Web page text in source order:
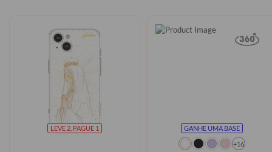
LEVE 2, PAGUE 1
GANHE UMA BASE
+16